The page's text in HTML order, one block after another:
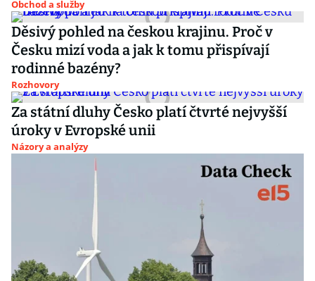
Obchod a služby
Děsivý pohled na českou krajinu. Proč v
Česku mizí voda a jak k tomu přispívají
rodinné bazény?
Rozhovory
Za státní dluhy Česko platí čtvrté nejvyšší
úroky v Evropské unii
Názory a analýzy